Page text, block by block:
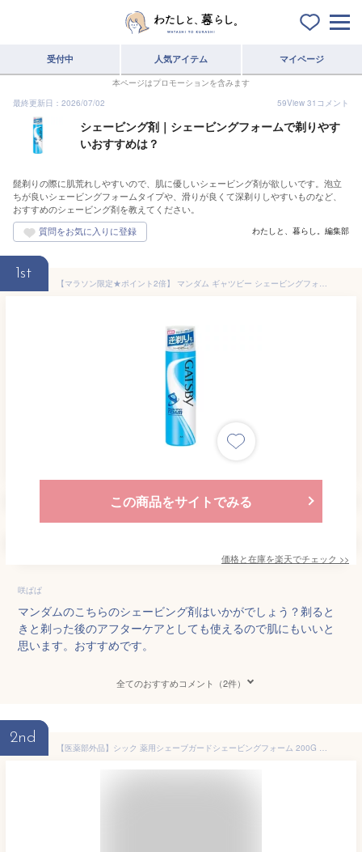
受付中 人気アイテム マイページ
本ページはプロモーションを含みます
最終更新日：2026/07/02
59View 31 コメント
シェービング剤｜シェービングフォームで剃りやす
いおすすめは？
髭剃りの際に肌荒れしやすいので、肌に優しいシェービング剤が欲しいです。泡立
ちが良いシェービングフォームタイプや、滑りが良くて深剃りしやすいものなど、
おすすめのシェービング剤を教えてください。
わたしと、暮らし。編集部
1st
【マラソン限定★ポイント2倍】 マンダム ギャツビー シェービングフォーム 190g シェービング剤 アフターケア シェービング スキンケア
この商品をサイトでみる
価格と在庫を楽天でチェック >>
咲ぱぱ
マンダムのこちらのシェービング剤はいかがでしょう？剃ると
きと剃った後のアフターケアとしても使えるので肌にもいいと
思います。おすすめです。
全てのおすすめコメント（2件）
2nd
【医薬部外品】シック 薬用シェーブガードシェービングフォーム 200G シェービング剤 フォームタイプ